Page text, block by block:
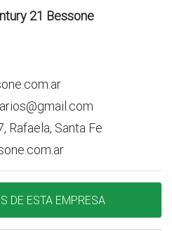
21 Bessone
Rafaela, Santa Fe
DE ESTA EMPRESA